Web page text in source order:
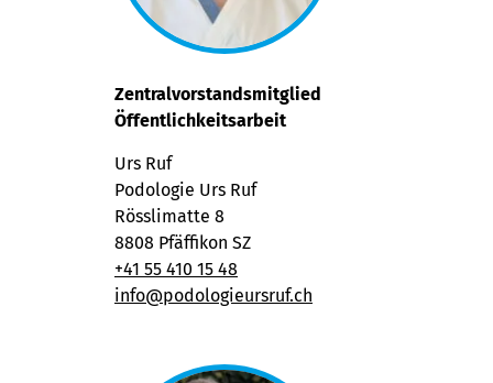
Zentralvorstandsmitglied
Öffentlichkeitsarbeit
Urs Ruf
Podologie Urs Ruf
Rösslimatte 8
8808 Pfäffikon SZ
+41 55 410 15 48
info@podologieursruf.ch